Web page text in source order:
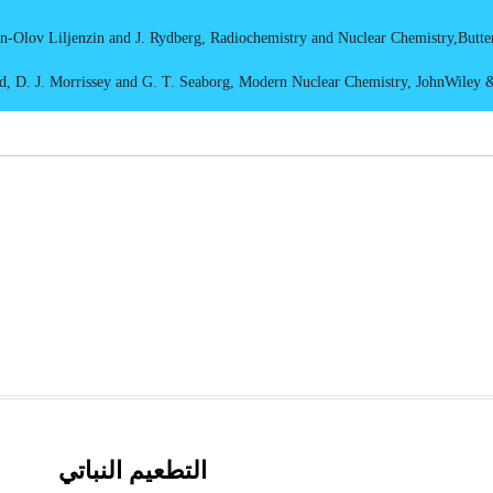
Olov Liljenzin and J. Rydberg, Radiochemistry and Nuclear
D. J. Morrissey and G. T. Seaborg, Modern Nuclear Chemistry, JohnWiley
التطعيم النباتي